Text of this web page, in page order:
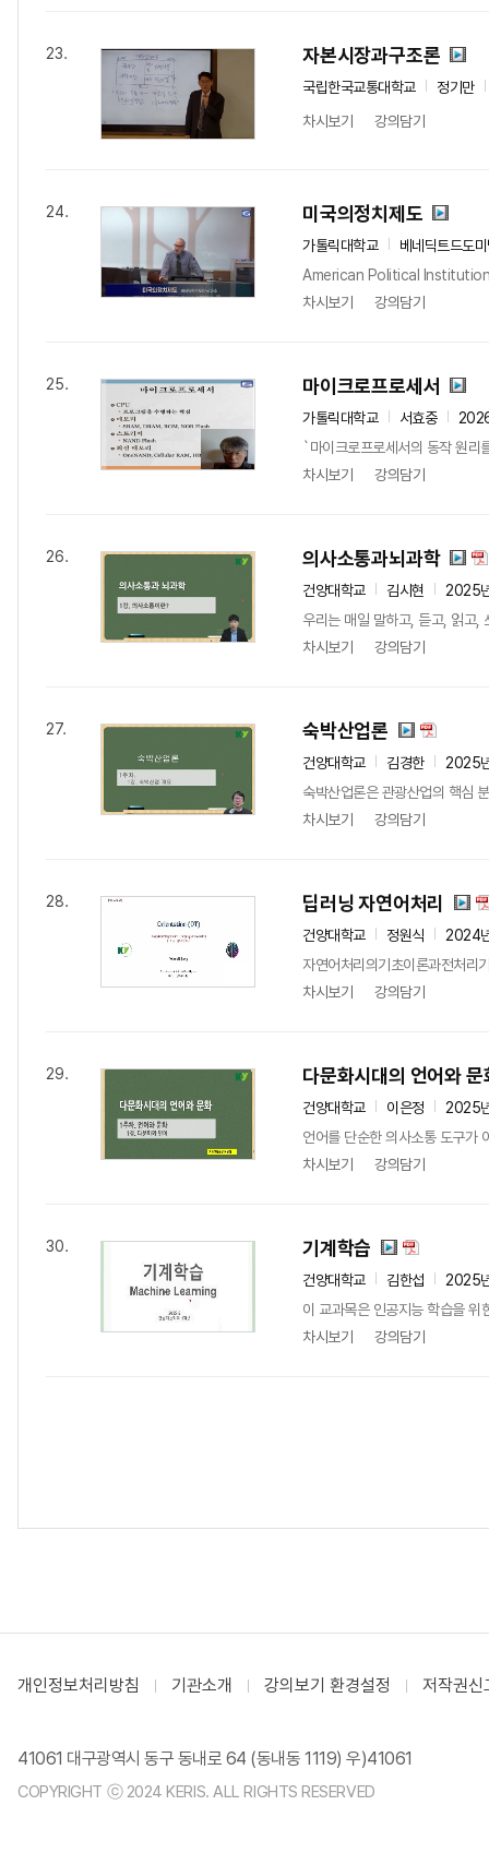
23. 자본시장과구조론
국립한국교통대학교
정기만
차시보기
강의담기
24. 미국의정치제도
가톨릭대학교
베네딕트드도
American Political
차시보기
강의담기
25. 마이크로프로세서
가톨릭대학교 서효중
`마이크로프로세서의 동작 원리
차시보기
강의담기
26. 의사소통과뇌과학
건양대학교 김시현
2025
우리는 매일 말하고, 듣고, 읽고,
차시보기
강의담기
27. 숙박산업론
건양대학교 김경한
2025
숙박산업론은 관광산업의 핵심
차시보기
강의담기
28. 딥러닝 자연어처리
건양대학교 정원식
2024
자연어처리의기초이론과전처
차시보기
강의담기
29. 다문화시대의 언어와 문
건양대학교 이은정
2025
언어를 단순한 의사소통 도구가
차시보기
강의담기
30. 기계학습
건양대학교 김한섭
2025
이 교과목은 인공지능 학습을 위
차시보기
강의담기
개인정보처리방침 기관소개 강의보기 환경설정 저작권신
41061 대구광역시 동구 동내로 64 (동내동 1119) 우)41061
COPYRIGHT ⓒ 2024 KERIS. ALL RIGHTS RESERVED